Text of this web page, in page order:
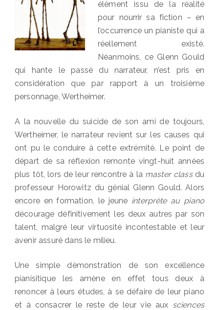
élément issu de la réalité
pour nourrir sa fiction – en
l’occurrence un pianiste qui a
réellement existé.
Néanmoins, ce Glenn Gould
qui hante le passé du narrateur, n’est pris en
considération que par rapport à un troisième
personnage, Wertheimer.
A la nouvelle du suicide de son ami de toujours,
Wertheimer, le narrateur revient sur les causes qui
ont pu le conduire à cette extrémité. Le point de
départ de sa réflexion remonte vingt-huit années
plus tôt, lors de leur rencontre à la master classdu
professeur Horowitz du génial Glenn Gould. Alors
encore en formation, le jeune interprète au piano
décourage définitivement les deux autres par son
talent, malgré leur virtuosité incontestable et leur
avenir assuré dans le milieu.
Une simple démonstration de son excellence
pianisitique les amène en effet tous deux à
renoncer à leurs études, à se défaire de leur piano
et à consacrer le reste de leur vie aux sciences